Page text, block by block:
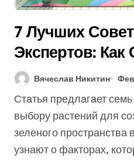
7 Лучших
Экспертов: Как
Зеленый
Квартире
Успеха)
Вячеслав Никитин Фев
Статья предлагает семь экспертных советов по
выбору растений для
зеленого пространства
узнают о факторах,